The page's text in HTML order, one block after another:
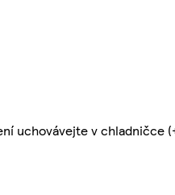
uchovávejte v